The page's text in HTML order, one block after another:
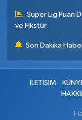
Süper Lig Puan
ve Fikstür
Son Dakika
İLETİŞİM